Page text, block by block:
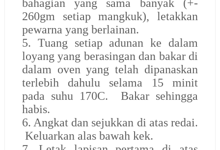
bahagian yang sama banyak (+-
260gm setiap mangkuk), letakkan
pewarna yang berlainan.
5. Tuang setiap adunan ke dalam
loyang yang berasingan dan bakar di
dalam oven yang telah dipanaskan
terlebih dahulu selama 15 minit
pada suhu 170C. Bakar sehingga
habis.
6. Angkat dan sejukkan di atas redai.
Keluarkan alas bawah kek.